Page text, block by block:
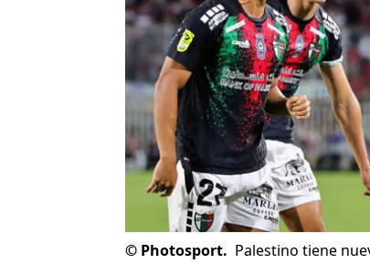
© Photosport. Palestino tiene